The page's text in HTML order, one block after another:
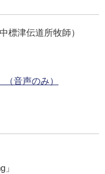
津伝道所牧師）
音声のみ）